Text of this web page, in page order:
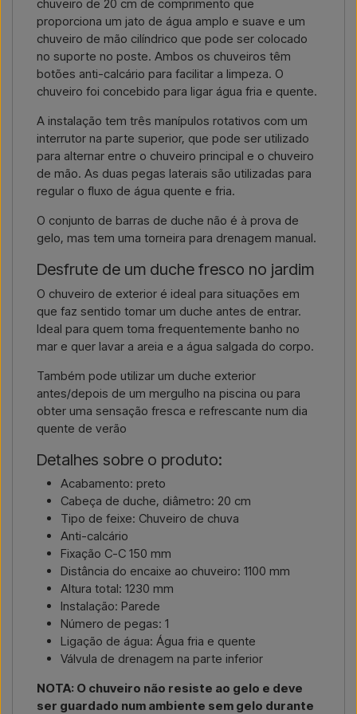
chuveiro de 20 cm de comprimento que
proporciona um jato de água amplo e suave e um
chuveiro de mão cilíndrico que pode ser colocado
no suporte no poste. Ambos os chuveiros têm
botões anti-calcário para facilitar a limpeza. O
chuveiro foi concebido para ligar água fria e quente.
A instalação tem três manípulos rotativos com um
interrutor na parte superior, que pode ser utilizado
para alternar entre o chuveiro principal e o chuveiro
de mão. As duas pegas laterais são utilizadas para
regular o fluxo de água quente e fria.
O conjunto de barras de duche não é à prova de
gelo, mas tem uma torneira para drenagem manual.
Desfrute de um duche fresco no jardim
O chuveiro de exterior é ideal para situações em
que faz sentido tomar um duche antes de entrar.
Ideal para quem toma frequentemente banho no
mar e quer lavar a areia e a água salgada do corpo.
Também pode utilizar um duche exterior
antes/depois de um mergulho na piscina ou para
obter uma sensação fresca e refrescante num dia
quente de verão
Detalhes sobre o produto:
Acabamento: preto
Cabeça de duche, diâmetro: 20 cm
Tipo de feixe: Chuveiro de chuva
Anti-calcário
Fixação C-C 150 mm
Distância do encaixe ao chuveiro: 1100 mm
Altura total: 1230 mm
Instalação: Parede
Número de pegas: 1
Ligação de água: Água fria e quente
Válvula de drenagem na parte inferior
NOTA: O chuveiro não resiste ao gelo e deve
ser guardado num ambiente sem gelo durante